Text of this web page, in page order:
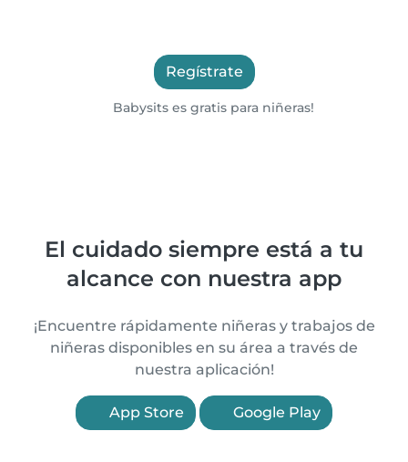
Regístrate
Babysits es gratis para niñeras!
El cuidado siempre está a tu
alcance con nuestra app
¡Encuentre rápidamente niñeras y trabajos de
niñeras disponibles en su área a través de
nuestra aplicación!
App Store Google Play